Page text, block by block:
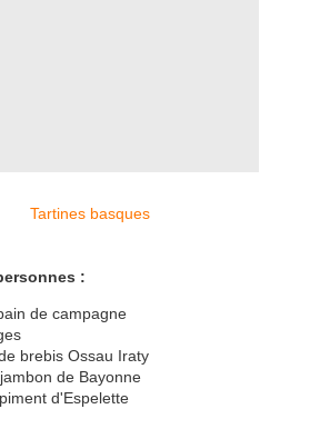
:
de campagne
brebis Ossau Iraty
de Bayonne
d'Espelette